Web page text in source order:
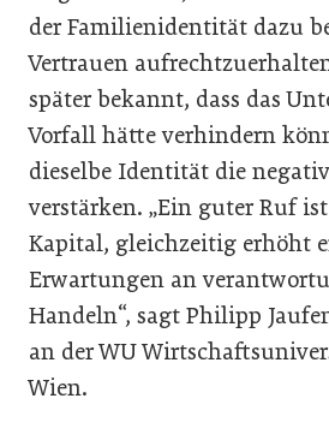
der Familienidentität dazu
Vertrauen
später bekannt, dass das
Vorfall hätte verhindern
dieselbe Identität die
verstärken. „Ein guter Ruf
Kapital, gleichzeitig erhöht
Erwartungen an
Handeln“, sagt Philipp
an der WU
Wien.